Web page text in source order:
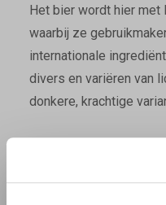
Het bier wordt hier
waarbij ze
internationale
divers en variëren van
donkere, krachtige